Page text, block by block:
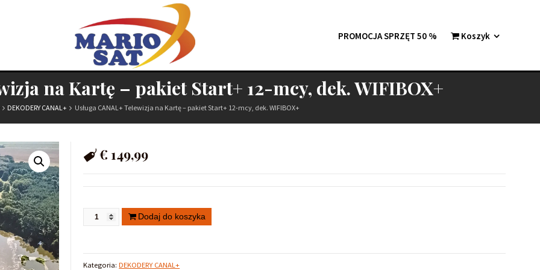
PROMOCJA SPRZĘT 50 % Koszyk
na Kartę – pakiet Start+ 12-mcy, dek. WIFIBOX+
DEKODERY CANAL+ Usługa CANAL+ Telewizja na Kartę – pakiet Start+ 12-mcy, dek. WIFIBOX+
€ 149,99
Dodaj do koszyka
Kategoria:DEKODERY CANAL+